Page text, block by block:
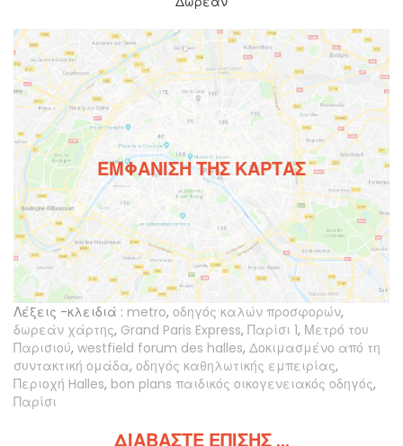
ΕΜΦΆΝΙΣΗ ΤΗΣ ΚΆΡΤΑΣ
Λέξεις -κλειδιά : metro, οδηγός καλών προσφορών,
δωρεάν χάρτης, Grand Paris Express, Παρίσι 1, Μετρό του
Παρισιού, westfield forum des halles, Δοκιμασμένο από τη
συντακτική ομάδα, οδηγός καθηλωτικής εμπειρίας,
Περιοχή Halles, bon plans παιδικός οικογενειακός οδηγός,
Παρίσι
ΔΙΑΒΆΣΤΕ ΕΠΊΣΗΣ ...